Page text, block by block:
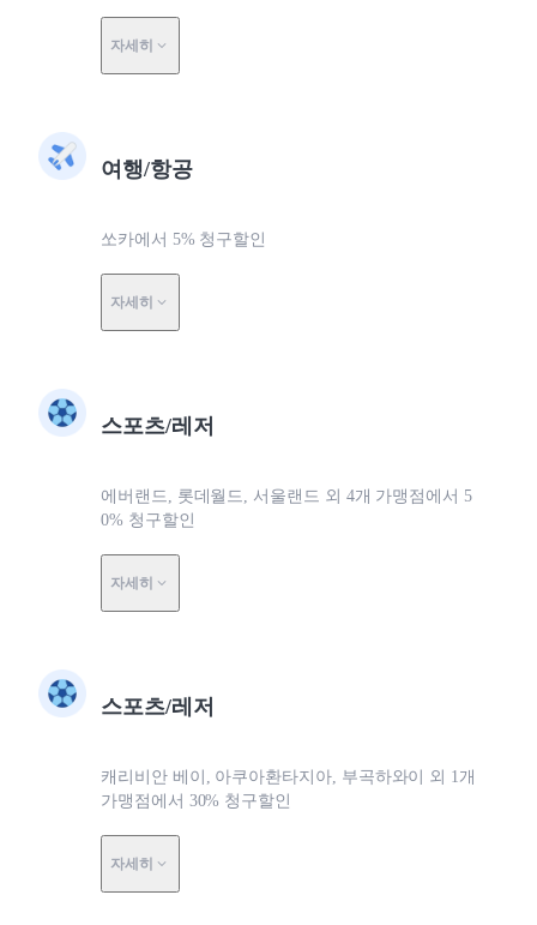
자세히
여행/항공
쏘카에서 5% 청구할인
자세히
스포츠/레저
에버랜드, 롯데월드, 서울랜드 외 4개 가맹점에서 5
0% 청구할인
자세히
스포츠/레저
캐리비안 베이, 아쿠아환타지아, 부곡하와이 외 1개
가맹점에서 30% 청구할인
자세히